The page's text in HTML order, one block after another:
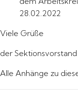
28.02.2022
Viele Grüße
der Sektionsvorstand
Alle Anhänge zu